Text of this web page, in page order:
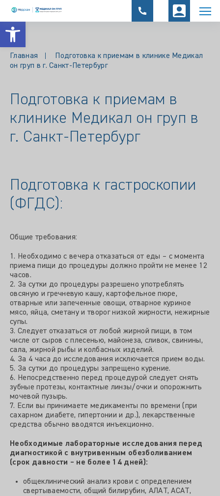
Открыть панель инструментов
Главная
Подготовка к приемам в клинике Медикал
он груп в г. Санкт-Петербург
Подготовка к приемам в
клинике Медикал он груп в
г. Санкт-Петербург
Подготовка к гастроскопии
(ФГДС):
Общие требования:
1. Необходимо с вечера отказаться от еды – с момента
приема пищи до процедуры должно пройти не менее 12
часов.
2. За сутки до процедуры разрешено употреблять
овсяную и гречневую кашу, картофельное пюре,
отварные или запеченные овощи, отварное куриное
мясо, яйца, сметану и творог низкой жирности, нежирные
супы.
3. Следует отказаться от любой жирной пищи, в том
числе от сыров с плесенью, майонеза, сливок, свинины,
сала, жирной рыбы и колбасных изделий.
4. За 4 часа до исследования исключается прием воды.
5. За сутки до процедуры запрещено курение.
6. Непосредственно перед процедурой следует снять
зубные протезы, контактные линзы/очки и опорожнить
мочевой пузырь.
7. Если вы принимаете медикаменты по времени (при
сахарном диабете, гипертонии и др.), лекарственные
средства обычно вводятся инъекционно.
Необходимые лабораторные исследования перед
диагностикой с внутривенным обезболиванием
(срок давности – не более 14 дней):
общеклинический анализ крови с определением
свертываемости, общий билирубин, АЛАТ, АСАТ,